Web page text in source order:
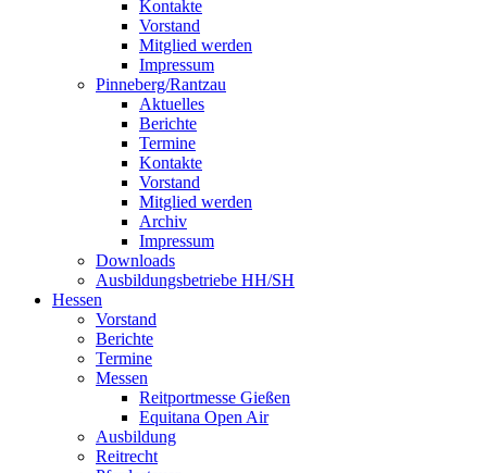
Kontakte
Vorstand
Mitglied werden
Impressum
Pinneberg/Rantzau
Aktuelles
Berichte
Termine
Kontakte
Vorstand
Mitglied werden
Archiv
Impressum
Downloads
Ausbildungsbetriebe HH/SH
Hessen
Vorstand
Berichte
Termine
Messen
Reitportmesse Gießen
Equitana Open Air
Ausbildung
Reitrecht